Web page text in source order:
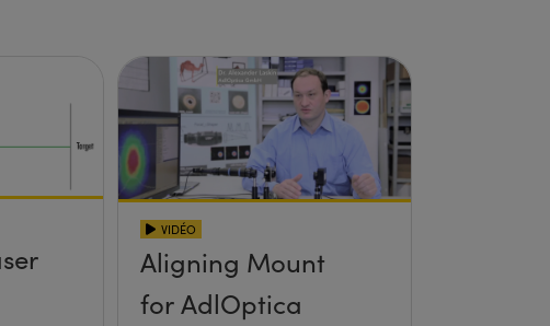
VIDÉO
Aligning Mount
for AdlOptica